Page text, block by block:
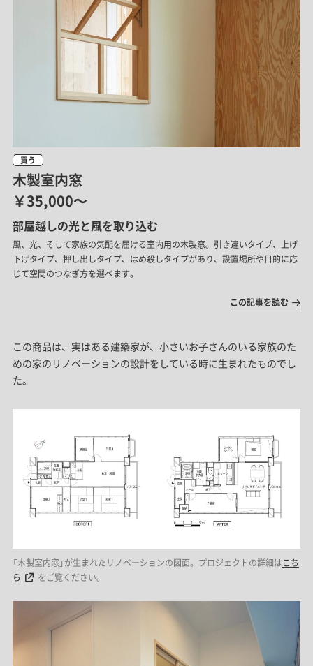
買う
木製室内窓
￥35,000～
部屋越しの光と風を取り込む
風、光、そして家族の気配を届ける室内用の木製窓。引き違いタイプ、上げ
下げタイプ、押し出しタイプ、はめ殺しタイプがあり、設置場所や目的に応
じて空間のつなぎ方を選べます。
この記事を読む
この商品は、実はある建築家が、小さいお子さんのいる家族のた
めの家のリノベーションの設計をしている時に生まれたものでし
た。
「木製室内窓」が生まれたリノベーションの図面。プロジェクトの詳細はこち
ら
をご覧ください。